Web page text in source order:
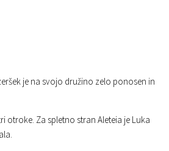
je na svojo družino zelo ponosen in
otroke. Za spletno stran Aleteia je Luka